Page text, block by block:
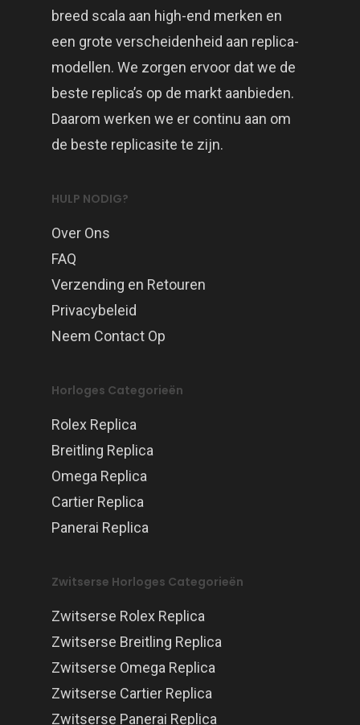
breed scala aan high-end merken en
een grote verscheidenheid aan replica-
modellen. We zorgen ervoor dat we de
beste replica’s op de markt aanbieden.
Daarom werken we er continu aan om
de beste replicasite te zijn.
HULP NODIG?
Over Ons
FAQ
Verzending en Retouren
Privacybeleid
Neem Contact Op
Horloges Categorieën
Rolex Replica
Breitling Replica
Omega Replica
Cartier Replica
Panerai Replica
Zwitserse Horloges Categorieën
Zwitserse Rolex Replica
Zwitserse Breitling Replica
Zwitserse Omega Replica
Zwitserse Cartier Replica
Zwitserse Panerai Replica